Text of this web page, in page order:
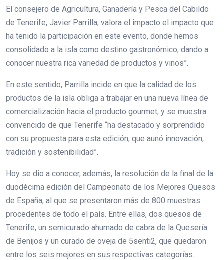
El consejero de Agricultura, Ganadería y Pesca del Cabildo
de Tenerife, Javier Parrilla, valora el impacto el impacto que
ha tenido la participación en este evento, donde hemos
consolidado a la isla como destino gastronómico, dando a
conocer nuestra rica variedad de productos y vinos”.
En este sentido, Parrilla incide en que la calidad de los
productos de la isla obliga a trabajar en una nueva línea de
comercialización hacia el producto gourmet, y se muestra
convencido de que Tenerife “ha destacado y sorprendido
con su propuesta para esta edición, que aunó innovación,
tradición y sostenibilidad”.
Hoy se dio a conocer, además, la resolución de la final de la
duodécima edición del Campeonato de los Mejores Quesos
de España, al que se presentaron más de 800 muestras
procedentes de todo el país. Entre ellas, dos quesos de
Tenerife, un semicurado ahumado de cabra de la Quesería
de Benijos y un curado de oveja de 5senti2, que quedaron
entre los seis mejores en sus respectivas categorías.